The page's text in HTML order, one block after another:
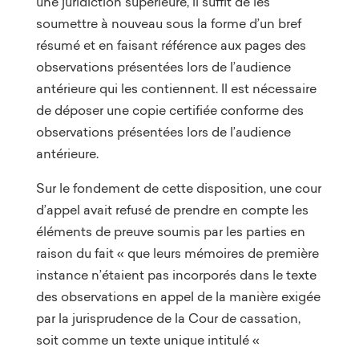
soumettre à nouveau sous la forme d’un bref
résumé et en faisant référence aux pages des
observations présentées lors de l’audience
antérieure qui les contiennent. Il est nécessaire
de déposer une copie certifiée conforme des
observations présentées lors de l’audience
antérieure.
Sur le fondement de cette disposition, une cour
d’appel avait refusé de prendre en compte les
éléments de preuve soumis par les parties en
raison du fait « que leurs mémoires de première
instance n’étaient pas incorporés dans le texte
des observations en appel de la manière exigée
par la jurisprudence de la Cour de cassation,
soit comme un texte unique intitulé «